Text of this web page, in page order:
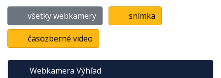
všetky webkamery snímka
časozberné video
Webkamera Výhľad